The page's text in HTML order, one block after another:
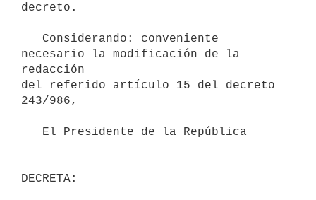
decreto.
necesario la modificación de la
redacción
del referido artículo 15 del decreto
243/986,
DECRETA: